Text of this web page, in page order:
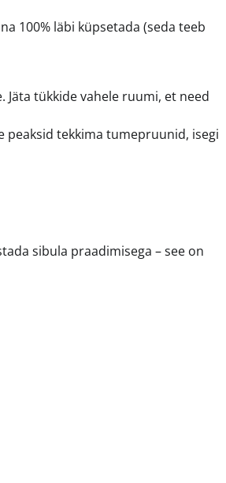
100% läbi küpsetada (seda teeb
tükkide vahele ruumi, et need
peaksid tekkima tumepruunid, isegi
sibula praadimisega – see on